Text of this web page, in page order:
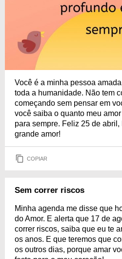
Você é a minha pessoa
toda a humanidade. Não tem
começando sem pensar em
você saiba o quanto meu
para sempre. Feliz 25 de abril,
grande amor!
COPIAR
Sem correr riscos
Minha agenda me disse que
do Amor. E alerta que 17 de
correr riscos, saiba que eu te
os anos. E que teremos que
os outros dias, porque amar